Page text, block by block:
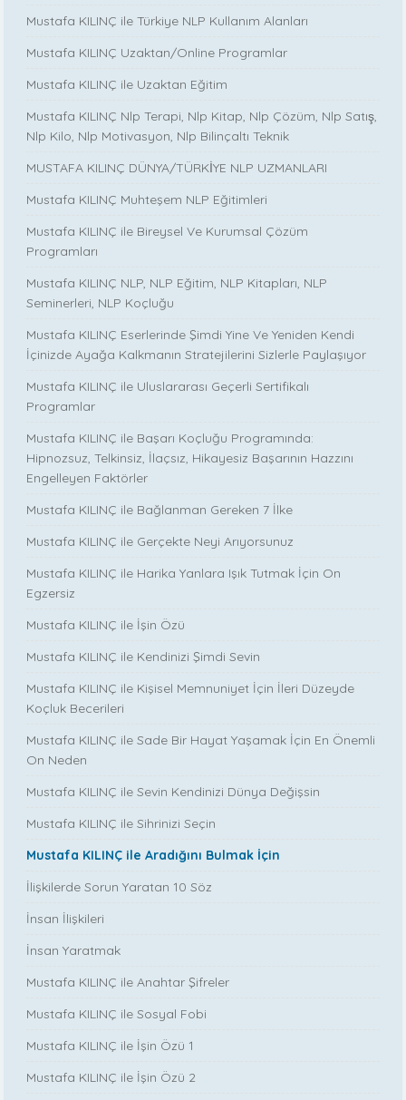
Mustafa KILINÇ ile Türkiye NLP Kullanım Alanları
Mustafa KILINÇ Uzaktan/Online Programlar
Mustafa KILINÇ ile Uzaktan Eğitim
Mustafa KILINÇ Nlp Terapi, Nlp Kitap, Nlp Çözüm, Nlp Satış,
Nlp Kilo, Nlp Motivasyon, Nlp Bilinçaltı Teknik
MUSTAFA KILINÇ DÜNYA/TÜRKİYE NLP UZMANLARI
Mustafa KILINÇ Muhteşem NLP Eğitimleri
Mustafa KILINÇ ile Bireysel Ve Kurumsal Çözüm
Programları
Mustafa KILINÇ NLP, NLP Eğitim, NLP Kitapları, NLP
Seminerleri, NLP Koçluğu
Mustafa KILINÇ Eserlerinde Şimdi Yine Ve Yeniden Kendi
İçinizde Ayağa Kalkmanın Stratejilerini Sizlerle Paylaşıyor
Mustafa KILINÇ ile Uluslararası Geçerli Sertifikalı
Programlar
Mustafa KILINÇ ile Başarı Koçluğu Programında:
Hipnozsuz, Telkinsiz, İlaçsız, Hikayesiz Başarının Hazzını
Engelleyen Faktörler
Mustafa KILINÇ ile Bağlanman Gereken 7 İlke
Mustafa KILINÇ ile Gerçekte Neyi Arıyorsunuz
Mustafa KILINÇ ile Harika Yanlara Işık Tutmak İçin On
Egzersiz
Mustafa KILINÇ ile İşin Özü
Mustafa KILINÇ ile Kendinizi Şimdi Sevin
Mustafa KILINÇ ile Kişisel Memnuniyet İçin İleri Düzeyde
Koçluk Becerileri
Mustafa KILINÇ ile Sade Bir Hayat Yaşamak İçin En Önemli
On Neden
Mustafa KILINÇ ile Sevin Kendinizi Dünya Değişsin
Mustafa KILINÇ ile Sihrinizi Seçin
Mustafa KILINÇ ile Aradığını Bulmak İçin
İlişkilerde Sorun Yaratan 10 Söz
İnsan İlişkileri
İnsan Yaratmak
Mustafa KILINÇ ile Anahtar Şifreler
Mustafa KILINÇ ile Sosyal Fobi
Mustafa KILINÇ ile İşin Özü 1
Mustafa KILINÇ ile İşin Özü 2